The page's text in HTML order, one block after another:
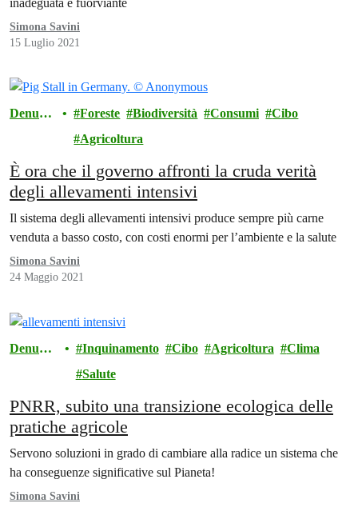
inadeguata e fuorviante
Simona Savini
15 Luglio 2021
Denunci
Foreste Biodiversità Consumi
Cibo
Agricoltura
È ora che il governo affronti la cruda verità
degli allevamenti intensivi
Il sistema degli allevamenti intensivi produce sempre più carne
venduta a basso costo, con costi enormi per l’ambiente e la salute
Simona Savini
24 Maggio 2021
Denunci
Inquinamento Cibo Agricoltura
Clima
Salute
PNRR, subito una transizione ecologica delle
pratiche agricole
Servono soluzioni in grado di cambiare alla radice un sistema che
ha conseguenze significative sul Pianeta!
Simona Savini